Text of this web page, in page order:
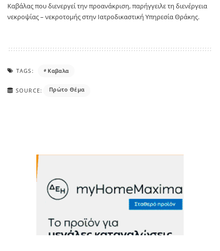
Καβάλας που διενεργεί την προανάκριση, παρήγγειλε τη διενέργεια
νεκροψίας – νεκροτομής στην Ιατροδικαστική Υπηρεσία Θράκης.
TAGS: Καβαλα
SOURCE: Πρώτο Θέμα